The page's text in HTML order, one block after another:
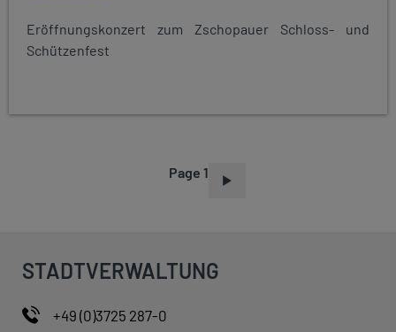
Eröffnungskonzert zum Zschopauer Schloss- und
Schützenfest
Page 1
STADTVERWALTUNG
+49 (0)3725 287-0